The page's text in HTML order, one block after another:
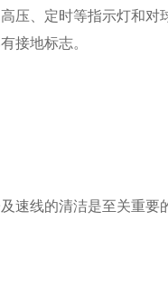
压、定时等指示灯和对
接地标志。
速线的清洁是至关重要